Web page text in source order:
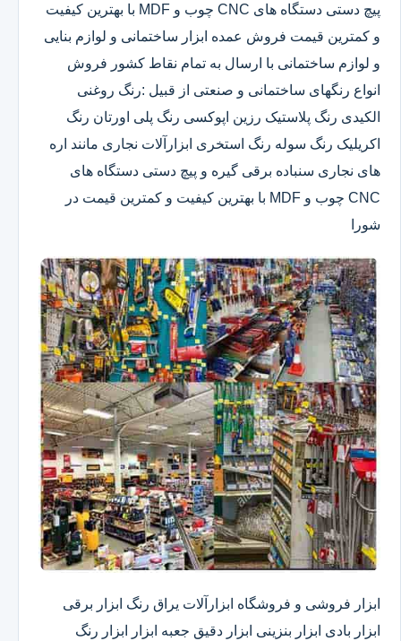
پیچ دستی دستگاه های CNC چوب و MDF با بهترین کیفیت
و کمترین قیمت فروش عمده ابزار ساختمانی و لوازم بنایی
و لوازم ساختمانی با ارسال به تمام نقاط کشور فروش
انواع رنگهای ساختمانی و صنعتی از قبیل :رنگ روغنی
الکیدی رنگ پلاستیک رزین اپوکسی رنگ پلی اورتان رنگ
اکریلیک رنگ سوله رنگ استخری ابزارآلات نجاری مانند اره
های نجاری سنباده برقی گیره و پیچ دستی دستگاه های
CNC چوب و MDF با بهترین کیفیت و کمترین قیمت در
شورا
ابزار فروشی و فروشگاه ابزارآلات یراق رنگ ابزار برقی
ابزار بادی ابزار بنزینی ابزار دقیق​ جعبه ابزار ابزار رنگ